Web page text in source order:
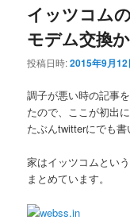
イッツコム
モデム交換
投稿日時:2015年9月12
調子が悪い時の記事
たので、ここが初出に
たぶんtwitterにでも書
家はイッツコムとい
まとめています。